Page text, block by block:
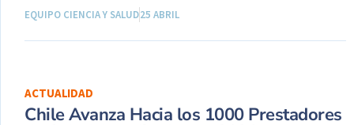
EQUIPO CIENCIA Y SALUD25 ABRIL
ACTUALIDAD
Chile Avanza Hacia los 1000 Prestadores